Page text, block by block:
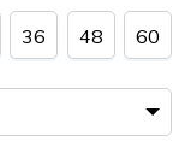
36 48 60